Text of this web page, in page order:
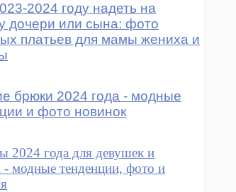
2024 году надеть на
дочери или сына: фото
платьев для мамы жениха и
брюки 2024 года - модные
и фото новинок
2024 года для девушек и
модные тенденции, фото и